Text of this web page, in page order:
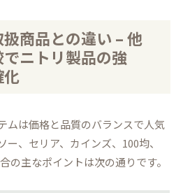
商品との違い – 他
ニトリ製品の強
化
ムは価格と品質のバランスで人気
、セリア、カインズ、100均、
の主なポイントは次の通りです。